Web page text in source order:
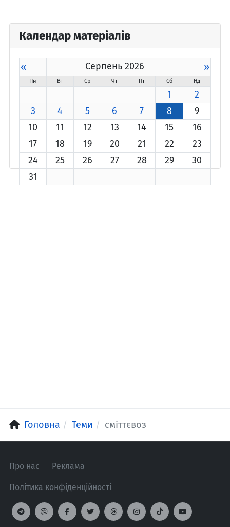
Календар матеріалів
« Серпень 2026 »
Пн Вт Ср Чт Пт Сб Нд
1
2
3
4 5 6 7 8
9
10
11 12 13 14 15
16
17
18 19 20 21 22
23
24
25 26 27 28 29
30
31
Головна Теми сміттєвоз
Про нас Реклама
Політика конфіденційності